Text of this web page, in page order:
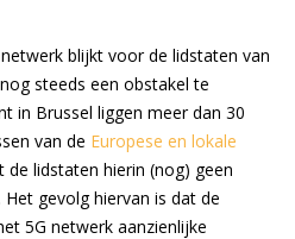
blijkt voor de lidstaten van
steeds een obstakel te
in Brussel liggen meer dan 30
van de Europese en lokale
de lidstaten hierin (nog) geen
gevolg hiervan is dat de
5G netwerk aanzienlijke